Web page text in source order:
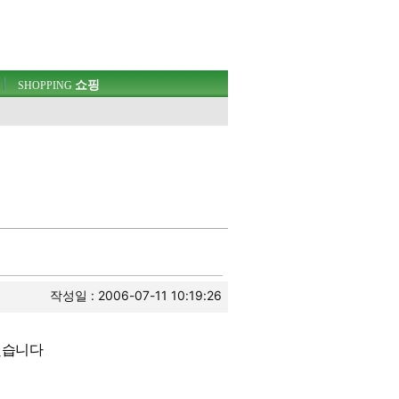
SHOPPING 쇼핑
작성일 : 2006-07-11 10:19:26
니다